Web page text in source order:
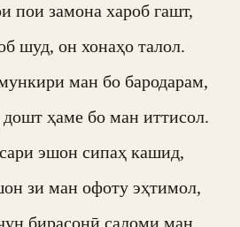
пои замона хароб гашт,
шуд, он хонаҳо талол.
ман бо бародарам,
ҳаме бо ман иттисол.
эшон сипаҳ кашид,
зи ман офоту эҳтимол,
бирасонӣ саломи ман,